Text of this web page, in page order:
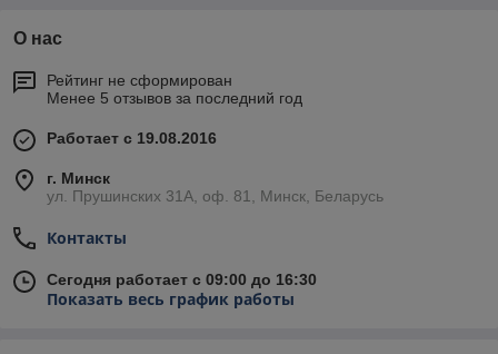
О нас
Рейтинг не сформирован
Менее 5 отзывов за последний год
Работает с 19.08.2016
г. Минск
ул. Прушинских 31А, оф. 81, Минск, Беларусь
Контакты
Сегодня работает с 09:00 до 16:30
Показать весь график работы